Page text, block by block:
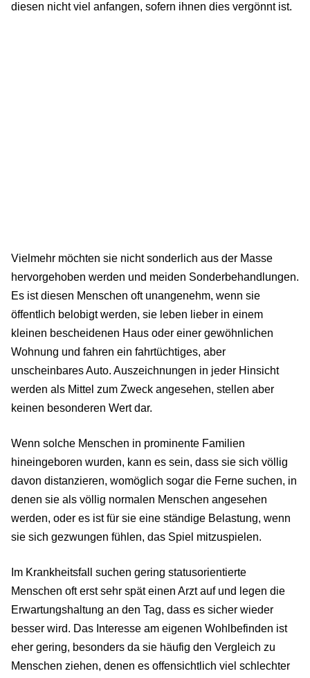
diesen nicht viel anfangen, sofern ihnen dies vergönnt ist.
Vielmehr möchten sie nicht sonderlich aus der Masse
hervorgehoben werden und meiden Sonderbehandlungen.
Es ist diesen Menschen oft unangenehm, wenn sie
öffentlich belobigt werden, sie leben lieber in einem
kleinen bescheidenen Haus oder einer gewöhnlichen
Wohnung und fahren ein fahrtüchtiges, aber
unscheinbares Auto. Auszeichnungen in jeder Hinsicht
werden als Mittel zum Zweck angesehen, stellen aber
keinen besonderen Wert dar.
Wenn solche Menschen in prominente Familien
hineingeboren wurden, kann es sein, dass sie sich völlig
davon distanzieren, womöglich sogar die Ferne suchen, in
denen sie als völlig normalen Menschen angesehen
werden, oder es ist für sie eine ständige Belastung, wenn
sie sich gezwungen fühlen, das Spiel mitzuspielen.
Im Krankheitsfall suchen gering statusorientierte
Menschen oft erst sehr spät einen Arzt auf und legen die
Erwartungshaltung an den Tag, dass es sicher wieder
besser wird. Das Interesse am eigenen Wohlbefinden ist
eher gering, besonders da sie häufig den Vergleich zu
Menschen ziehen, denen es offensichtlich viel schlechter